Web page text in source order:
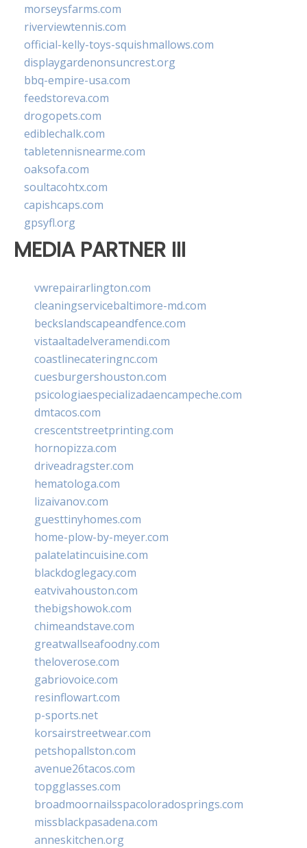
morseysfarms.com
riverviewtennis.com
official-kelly-toys-squishmallows.com
displaygardenonsuncrest.org
bbq-empire-usa.com
feedstoreva.com
drogopets.com
ediblechalk.com
tabletennisnearme.com
oaksofa.com
soultacohtx.com
capishcaps.com
gpsyfl.org
MEDIA PARTNER III
vwrepairarlington.com
cleaningservicebaltimore-md.com
beckslandscapeandfence.com
vistaaltadelveramendi.com
coastlinecateringnc.com
cuesburgershouston.com
psicologiaespecializadaencampeche.com
dmtacos.com
crescentstreetprinting.com
hornopizza.com
driveadragster.com
hematologa.com
lizaivanov.com
guesttinyhomes.com
home-plow-by-meyer.com
palatelatincuisine.com
blackdoglegacy.com
eatvivahouston.com
thebigshowok.com
chimeandstave.com
greatwallseafoodny.com
theloverose.com
gabriovoice.com
resinflowart.com
p-sports.net
korsairstreetwear.com
petshopallston.com
avenue26tacos.com
topgglasses.com
broadmoornailsspacoloradosprings.com
missblackpasadena.com
anneskitchen.org